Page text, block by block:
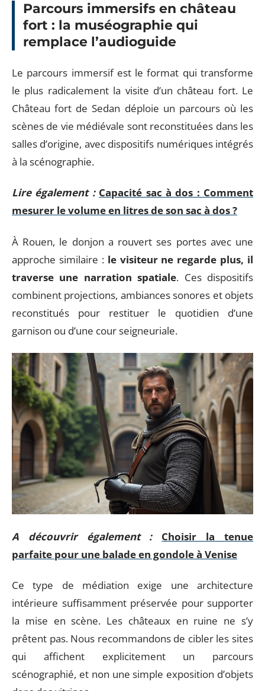
Parcours immersifs en château
fort : la muséographie qui
remplace l’audioguide
Le parcours immersif est le format qui transforme
le plus radicalement la visite d’un château fort. Le
Château fort de Sedan déploie un parcours où les
scènes de vie médiévale sont reconstituées dans les
salles d’origine, avec dispositifs numériques intégrés
à la scénographie.
Lire également : Capacité sac à dos : Comment
mesurer le volume en litres de son sac à dos ?
À Rouen, le donjon a rouvert ses portes avec une
approche similaire : le visiteur ne regarde plus, il
traverse une narration spatiale. Ces dispositifs
combinent projections, ambiances sonores et objets
reconstitués pour restituer le quotidien d’une
garnison ou d’une cour seigneuriale.
A découvrir également :
Choisir la tenue
parfaite pour une balade en gondole à Venise
Ce type de médiation exige une architecture
intérieure suffisamment préservée pour supporter
la mise en scène. Les châteaux en ruine ne s’y
prêtent pas. Nous recommandons de cibler les sites
qui affichent explicitement un parcours
scénographié, et non une simple exposition d’objets